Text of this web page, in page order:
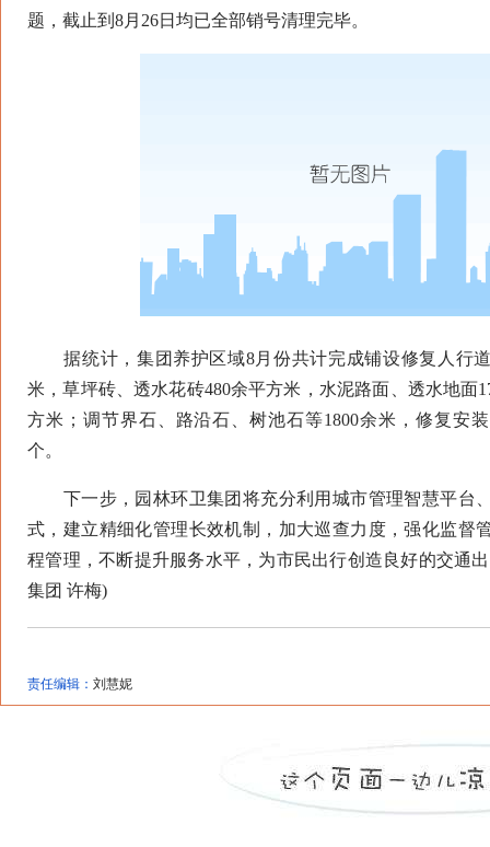
题，截止到8月26日均已全部销号清理完毕。
据统计，集团养护区域8月份共计完成铺设修复人行道
米，草坪砖、透水花砖480余平方米，水泥路面、透水地面
方米；调节界石、路沿石、树池石等1800余米，修复安
个。
下一步，园林环卫集团将充分利用城市管理智慧平台
式，建立精细化管理长效机制，加大巡查力度，强化监督
程管理，不断提升服务水平，为市民出行创造良好的交通
集团 许梅)
责任编辑： 刘慧妮